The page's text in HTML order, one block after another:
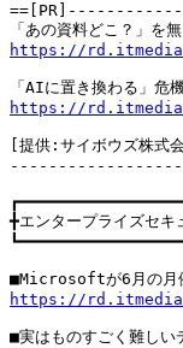
https://
https://
[提供:サイボウズ株式
╋エンタープライズセ
https://
■実はものすごく難しい